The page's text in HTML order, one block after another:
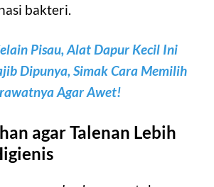
bakteri.
Pisau, Alat Dapur Kecil Ini
Dipunya, Simak Cara Memilih
Agar Awet!
agar Talenan Lebih